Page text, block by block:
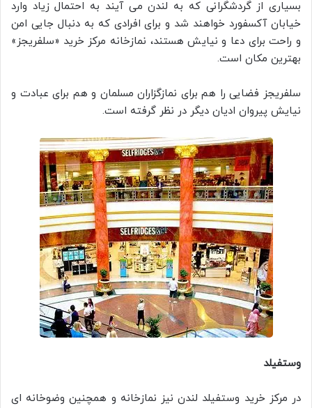
بسیاری از گردشگرانی که به لندن می آیند به احتمال زیاد وارد
خیابان آکسفورد خواهند شد و برای افرادی که به دنبال جایی امن
و راحت برای دعا و نیایش هستند، نمازخانه مرکز خرید «سلفریجز»
بهترین مکان است.
سلفریجز فضایی را هم برای نمازگزاران مسلمان و هم برای عبادت و
نیایش پیروان ادیان دیگر در نظر گرفته است.
وستفیلد
در مرکز خرید وستفیلد لندن نیز نمازخانه و همچنین وضوخانه ای